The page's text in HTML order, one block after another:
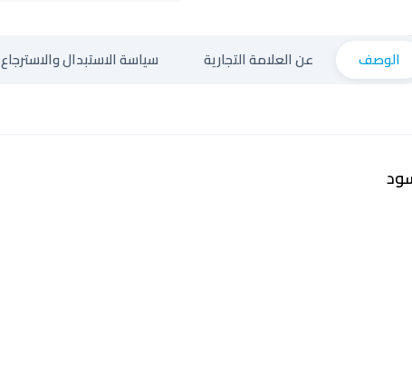
الوصف عن العلامة التجارية سياسة الاستبدال والاسترجاع